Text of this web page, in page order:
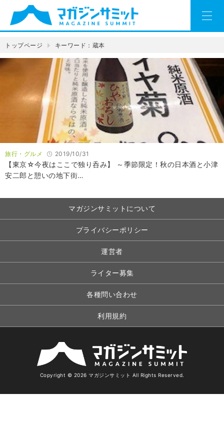
トップページ キーワード：蔵本
旅行・グルメ 2019/10/31
【東京☆今夜はここで独り呑み】 ～季節限定！秋の日本酒と小津
安二郎と憩いの地下街…
マガジンサミットについて
プライバシーポリシー
運営者
ライター募集
各種問い合わせ
利用規約
Copyright © 2026 マガジンサミット All Rights Reserved.